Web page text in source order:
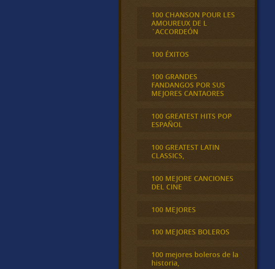
100 CHANSON POUR LES
AMOUREUX DE L
´ACCORDEÓN
100 ÉXITOS
100 GRANDES
FANDANGOS POR SUS
MEJORES CANTAORES
100 GREATEST HITS POP
ESPAÑOL
100 GREATEST LATIN
CLASSICS,
100 MEJORE CANCIONES
DEL CINE
100 MEJORES
100 MEJORES BOLEROS
100 mejores boleros de la
historia,